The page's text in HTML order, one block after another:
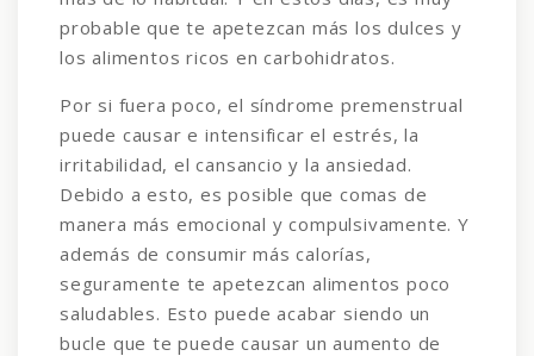
probable que te apetezcan más los dulces y
los alimentos ricos en carbohidratos.
Por si fuera poco, el síndrome premenstrual
puede causar e intensificar el estrés, la
irritabilidad, el cansancio y la ansiedad.
Debido a esto, es posible que comas de
manera más emocional y compulsivamente. Y
además de consumir más calorías,
seguramente te apetezcan alimentos poco
saludables. Esto puede acabar siendo un
bucle que te puede causar un aumento de